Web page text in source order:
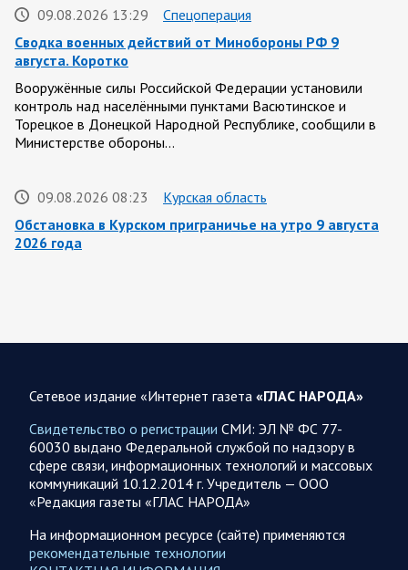
09.08.2026 13:29
Спецоперация
Сводка военных действий от Минобороны РФ 9
августа. Коротко
Вооружённые силы Российской Федерации установили
контроль над населёнными пунктами Васютинское и
Торецкое в Донецкой Народной Республике, сообщили в
Министерстве обороны…
09.08.2026 08:23
Курская область
Обстановка в Курском приграничье на утро 9 августа
2026 года
08.08.2026 20:10
Украина
Олег Царев об Украине 8 августа
Зеленский совершает первый за время пребывания у власти
визит в Сербию. На пресс-конференции президент этой
страны Вучич воздержался от прямых…
Сетевое издание «Интернет газета «ГЛАС НАРОДА»
Свидетельство о регистрации СМИ: ЭЛ № ФС 77-
60030 выдано Федеральной службой по надзору в
сфере связи, информационных технологий и массовых
коммуникаций 10.12.2014 г. Учредитель — ООО
«Редакция газеты «ГЛАС НАРОДА»
На информационном ресурсе (сайте) применяются
рекомендательные технологии